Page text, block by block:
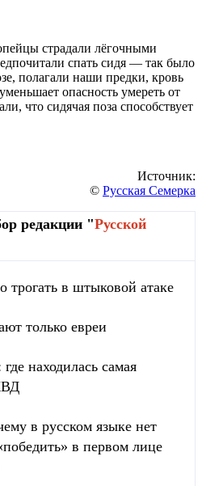
страдали лёгочными
спать сидя — так было
полагали наши предки, кровь
опасность умереть от
что сидячая поза способствует
Источник:
© Русская Семерка
редакции "Русской
трогать в штыковой атаке
только евреи
находилась самая
в русском языке нет
в первом лице